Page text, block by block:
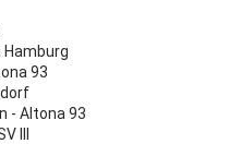
Hamburg
93
- Altona 93
III